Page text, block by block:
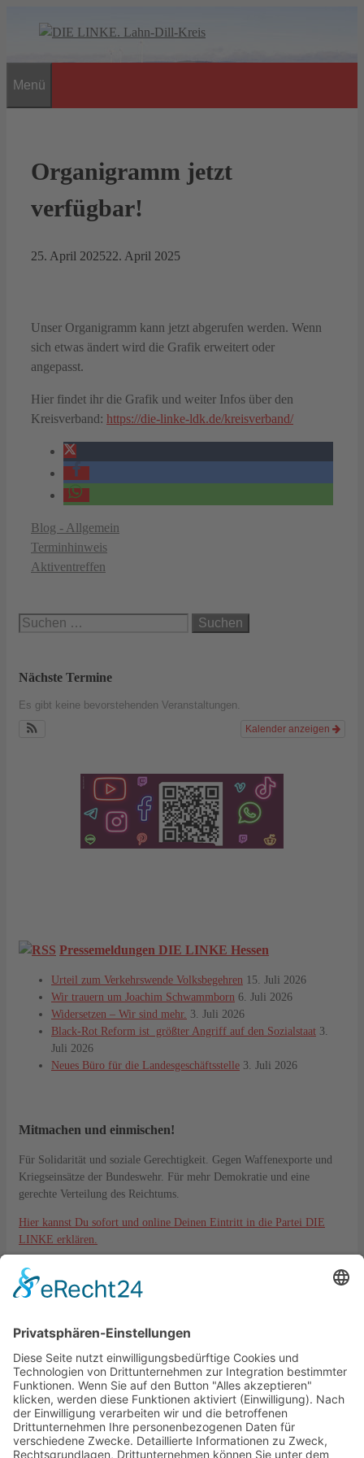
Menü
Organigramm jetzt
verfügbar!
25. April 202522. April 2025
Unser Organigramm kann jetzt abgerufen werden. Wenn
sich etwas ändert wird die Grafik erweitert oder
angepasst.
Hier findet ihr die Grafik und weiter Infos über den
Kreisverband: https://die-linke-ldk.de/kreisverband/
Kategorien
Blog - Allgemein
Terminhinweis
Aktiventreffen
Suchen
Nächste Termine
Es gibt keine bevorstehenden Veranstaltungen.
Kalender anzeigen
Pressemeldungen DIE LINKE Hessen
Urteil zum Verkehrswende Volksbegehren 15. Juli 2026
Wir trauern um Joachim Schwammborn 6. Juli 2026
Widersetzen – Wir sind mehr. 3. Juli 2026
Black-Rot Reform ist größter Angriff auf den Sozialstaat 3.
Juli 2026
Neues Büro für die Landesgeschäftsstelle 3. Juli 2026
Mitmachen und einmischen!
Für Solidarität und soziale Gerechtigkeit. Gegen Waffenexporte und
Kriegseinsätze der Bundeswehr. Für mehr Demokratie und eine
gerechte Verteilung des Reichtums.
Hier kannst Du sofort und online Deinen Eintritt in die Partei DIE
LINKE erklären.
Kontakt
Langgasse 6
35576 Wetzlar
kreisverband@die-linke-ldk.de
Gesetzliches
Impressum
Datenschutz